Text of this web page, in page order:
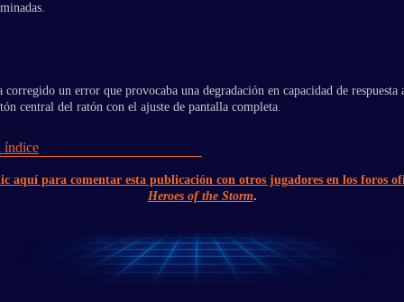
corregido un error que provocaba una degradación en capacidad de
central del ratón con el ajuste de pantalla completa.
índice
aquí para comentar esta publicación con otros jugadores en los foros
Heroes of the Storm.